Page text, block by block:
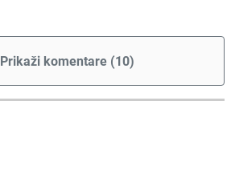
Prikaži komentare (10)